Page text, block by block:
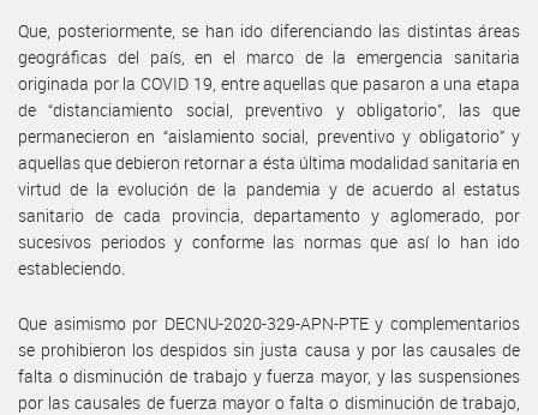
Que, posteriormente, se han ido diferenciando las distintas áreas
geográficas del país, en el marco de la emergencia sanitaria
originada por la COVID 19, entre aquellas que pasaron a una etapa
de “distanciamiento social, preventivo y obligatorio”, las que
permanecieron en “aislamiento social, preventivo y obligatorio” y
aquellas que debieron retornar a ésta última modalidad sanitaria en
virtud de la evolución de la pandemia y de acuerdo al estatus
sanitario de cada provincia, departamento y aglomerado, por
sucesivos periodos y conforme las normas que así lo han ido
estableciendo.
Que asimismo por DECNU-2020-329-APN-PTE y complementarios
se prohibieron los despidos sin justa causa y por las causales de
falta o disminución de trabajo y fuerza mayor, y las suspensiones
por las causales de fuerza mayor o falta o disminución de trabajo,